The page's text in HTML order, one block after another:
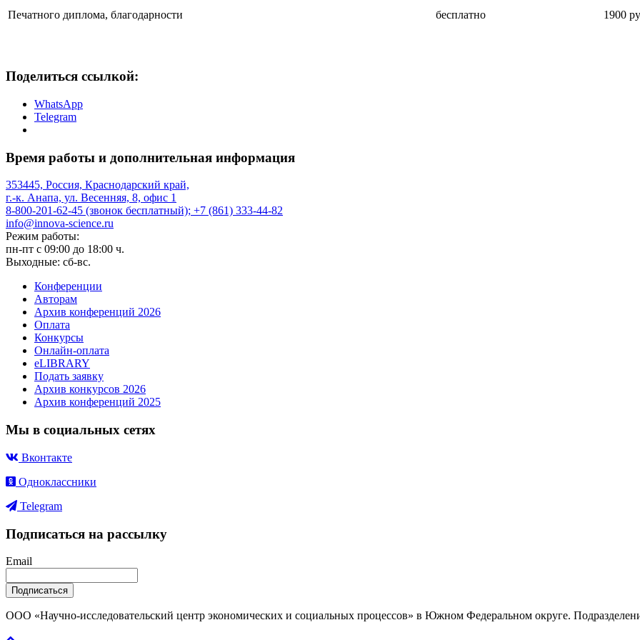
Печатного диплома, благодарности бесплатно 1900
Поделиться ссылкой:
WhatsApp
Telegram
Время работы и дополнительная информация
353445, Россия, Краснодарский край,
г.-к. Анапа, ул. Весенняя, 8, офис 1
8-800-201-62-45 (звонок бесплатный); +7 (861) 333-44-82
info@innova-science.ru
Режим работы:
пн-пт с 09:00 до 18:00 ч.
Выходные: сб-вс.
Конференции
Авторам
Архив конференций 2026
Оплата
Конкурсы
Онлайн-оплата
eLIBRARY
Подать заявку
Архив конкурсов 2026
Архив конференций 2025
Мы в социальных сетях
Вконтакте
Одноклассники
Telegram
Подписаться на рассылку
Email
Подписаться
ООО «Научно-исследовательский центр экономических и социальных процессов» в Южном Федеральном округе.